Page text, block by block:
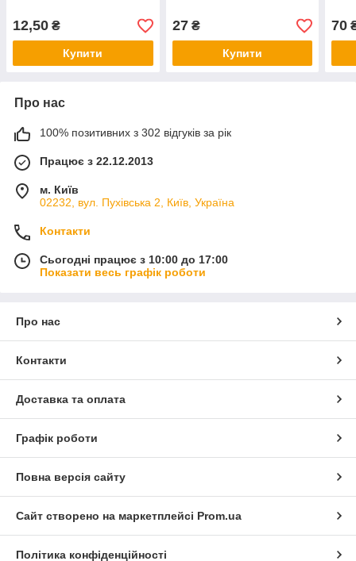
12,50 ₴
Купити
27₴
Купити
70
Про нас
100% позитивних з 302 відгуків за рік
Працює з 22.12.2013
м. Київ
02232, вул. Пухівська 2, Київ, Україна
Контакти
Сьогодні працює з 10:00 до 17:00
Показати весь графік роботи
Про нас
Контакти
Доставка та оплата
Графік роботи
Повна версія сайту
Сайт створено на маркетплейсі Prom.ua
Політика конфіденційності